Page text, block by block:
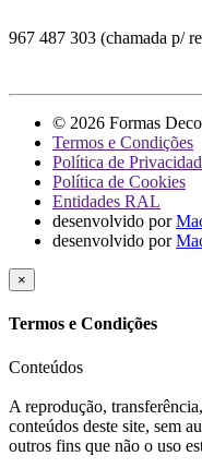
967 487 303 (chamada p/
© 2026 Formas
Termos e Condições
Política de
Política de Cookies
Entidades RAL
desenvolvido por
desenvolvido por
×
Termos e Condições
Conteúdos
A reprodução,
conteúdos deste site, sem
outros fins que não o uso